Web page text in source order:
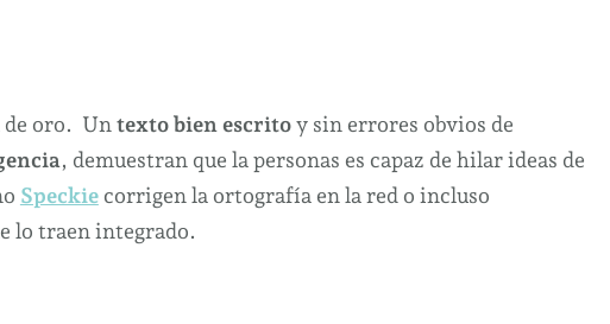
de oro. Un texto bien escritoy sin errores obvios de
, demuestran que la personas es capaz de hilar ideas de
Speckiecorrigen la ortografía en la red o incluso
lo traen integrado.